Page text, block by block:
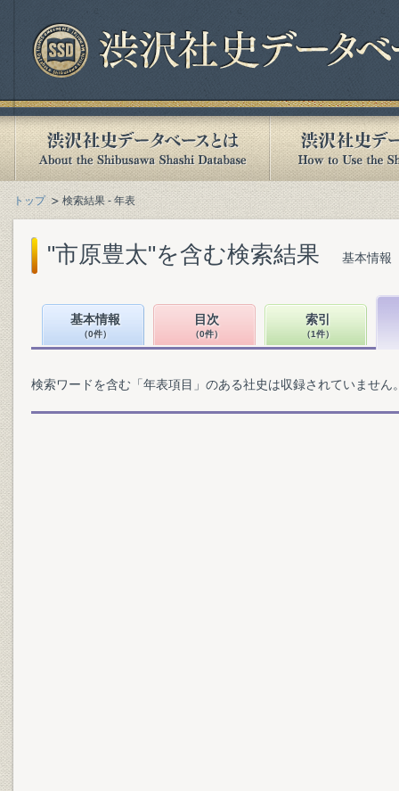
トップ 検索結果 - 年表
"市原豊太"を含む検索結果 基本情報
基本情報
（0件）
目次
（0件）
索引
（1件）
検索ワードを含む「年表項目」のある社史は収録されていません